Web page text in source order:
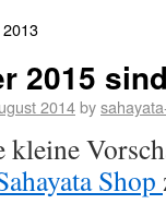
2015
2014by
kleine
Shop